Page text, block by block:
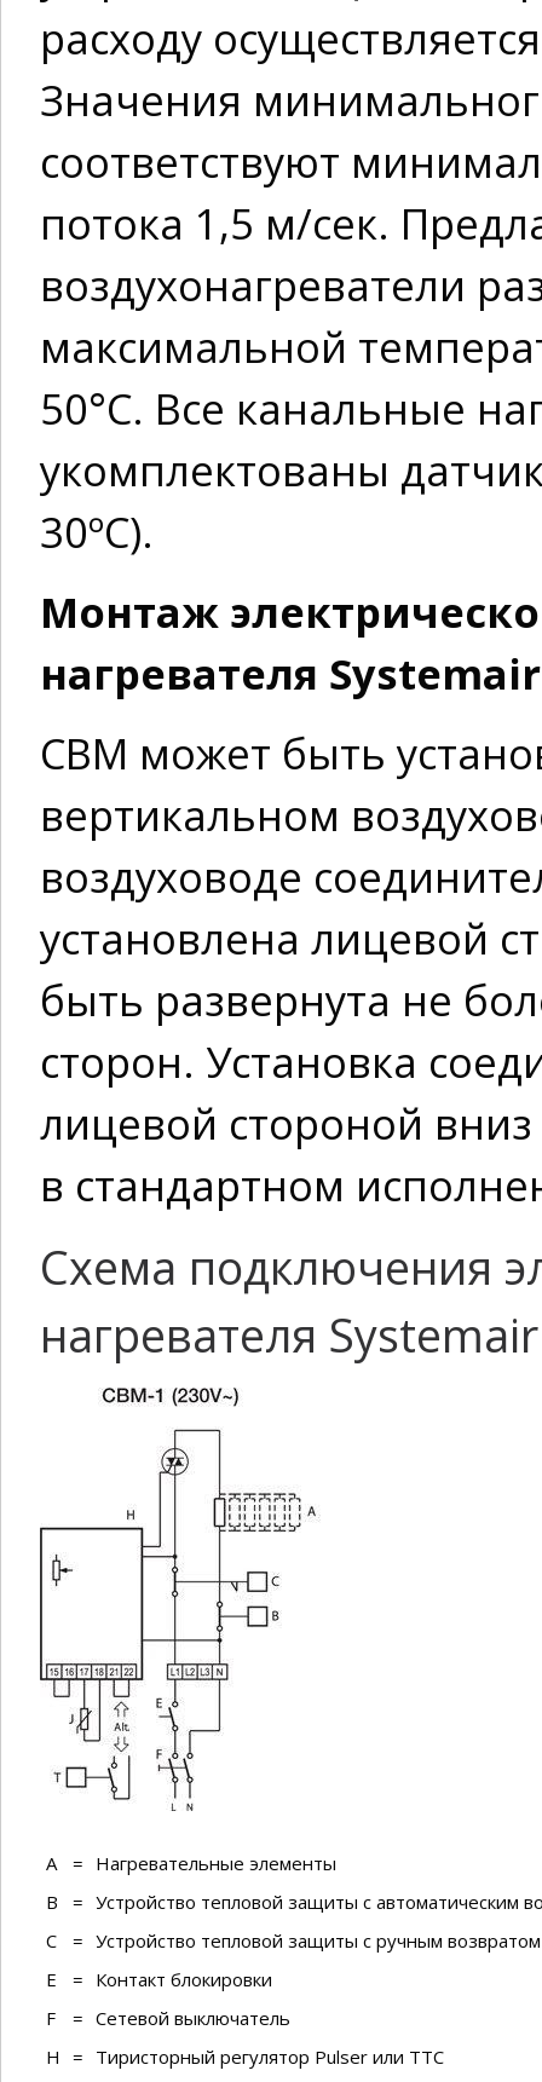
расходу
Значения
соответствуют
потока 1,5 м/сек.
воздухонагреватели
максимальной
50°С. Все канальные
укомплектованы
30ºC).
Монтаж
нагревателя
СВМ может быть
вертикальном
воздуховоде
установлена лицевой
быть развернута не
сторон. Установка
лицевой стороной
в стандартном
Схема подключения
нагревателя
A = Нагревательные элементы
B
= Устройство тепловой защиты с автоматическим
C
= Устройство тепловой защиты с ручным
E
= Контакт блокировки
F
= Сетевой выключатель
H = Тиристорный регулятор Pulser или TTC